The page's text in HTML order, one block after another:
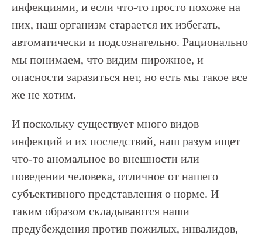
инфекциями, и если что-то просто похоже на
них, наш организм старается их избегать,
автоматически и подсознательно. Рационально
мы понимаем, что видим пирожное, и
опасности заразиться нет, но есть мы такое все
же не хотим.
И поскольку существует много видов
инфекций и их последствий, наш разум ищет
что-то аномальное во внешности или
поведении человека, отличное от нашего
субъективного представления о норме. И
таким образом складываются наши
предубеждения против пожилых, инвалидов,